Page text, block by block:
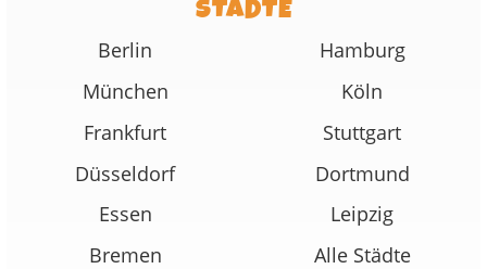
STÄDTE
Berlin
Hamburg
München
Köln
Frankfurt
Stuttgart
Düsseldorf
Dortmund
Essen
Leipzig
Bremen
Alle Städte